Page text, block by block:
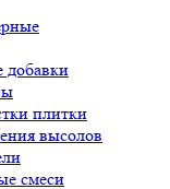
добавки
плитки
высолов
смеси